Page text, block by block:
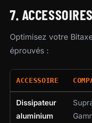
7.
Optimisez votre
éprouvés :
ACCESSOIRE
Dissipateur
aluminium